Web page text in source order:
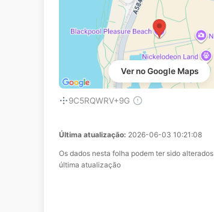
Ver no Google Maps
9C5RQWRV+9G
Última atualização: 2026-06-03 10:21:08
Os dados nesta folha podem ter sido
última atualização